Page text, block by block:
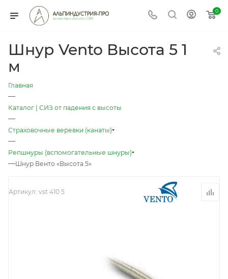
0
Шнур Vento Высота 5 1
м
Главная
—
Каталог | СИЗ от падения с высоты
—
Страховочные веревки (канаты)
—
Репшнуры (вспомогательные шнуры)
—Шнур Венто «Высота 5»
Артикул: vst 410 5